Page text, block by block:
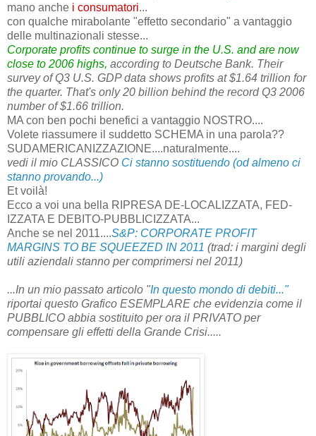
mano anche i consumatori...
con qualche mirabolante "effetto secondario" a vantaggio
delle multinazionali stesse...
Corporate profits continue to surge in the U.S. and are now
close to 2006 highs, according to Deutsche Bank. Their
survey of Q3 U.S. GDP data shows profits at $1.64 trillion for
the quarter. That's only 20 billion behind the record Q3 2006
number of $1.66 trillion.
MA con ben pochi benefici a vantaggio NOSTRO....
Volete riassumere il suddetto SCHEMA in una parola??
SUDAMERICANIZZAZIONE....naturalmente....
vedi il mio CLASSICO Ci stanno sostituendo (od almeno ci
stanno provando...)
Et voilà!
Ecco a voi una bella RIPRESA DE-LOCALIZZATA, FED-
IZZATA E DEBITO-PUBBLICIZZATA...
Anche se nel 2011....S&P: CORPORATE PROFIT
MARGINS TO BE SQUEEZED IN 2011 (trad: i margini degli
utili aziendali stanno per comprimersi nel 2011)
...In un mio passato articolo "In questo mondo di debiti..."
riportai questo Grafico ESEMPLARE che evidenzia come il
PUBBLICO abbia sostituito per ora il PRIVATO per
compensare gli effetti della Grande Crisi.....